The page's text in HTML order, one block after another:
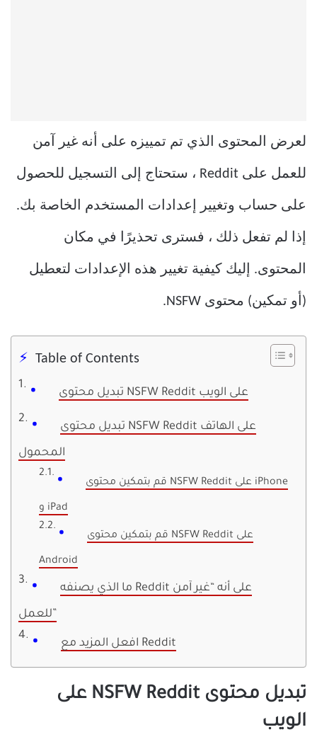
لعرض المحتوى الذي تم تمييزه على أنه غير آمن
للعمل على Reddit ، ستحتاج إلى التسجيل للحصول
على حساب وتغيير إعدادات المستخدم الخاصة بك.
إذا لم تفعل ذلك ، فسترى تحذيرًا في مكان
المحتوى. إليك كيفية تغيير هذه الإعدادات لتعطيل
(أو تمكين) محتوى NSFW.
Table of Contents
تبديل محتوى NSFW Reddit على الويب
تبديل محتوى NSFW Reddit على الهاتف
المحمول
قم بتمكين محتوى NSFW Reddit على iPhone
و iPad
قم بتمكين محتوى NSFW Reddit على
Android
ما الذي يصنفه Reddit على أنه “غير آمن
للعمل”
افعل المزيد مع Reddit
تبديل محتوى NSFW Reddit على
الويب